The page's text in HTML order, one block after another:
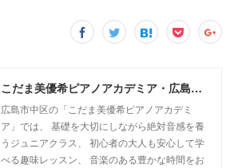
こだま美優希ピアノアカデミア・広島市中区
広島市中区の「こだま美優希ピアノアカデミ
ア」では、 基礎を大切にしながら絶対音感を養
うジュニアクラス、 初心者の大人も安心して学
べる趣味レッスン、 音楽のある豊かな時間をお